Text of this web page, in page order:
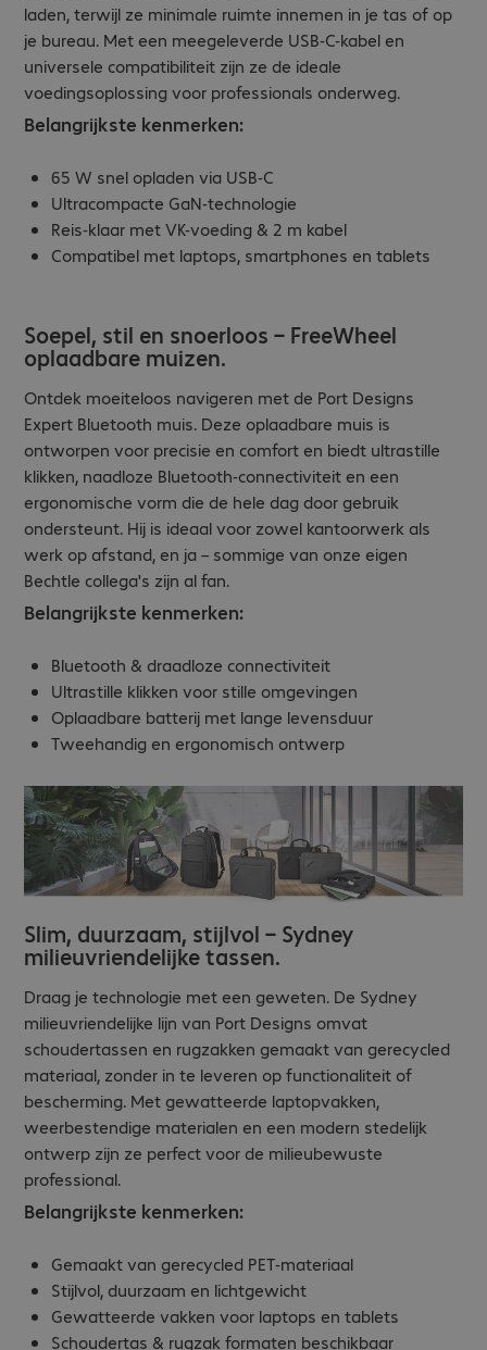
laden, terwijl ze minimale ruimte innemen in je tas of op
je bureau. Met een meegeleverde USB-C-kabel en
universele compatibiliteit zijn ze de ideale
voedingsoplossing voor professionals onderweg.
Belangrijkste kenmerken:
65 W snel opladen via USB-C
Ultracompacte GaN-technologie
Reis-klaar met VK-voeding & 2 m kabel
Compatibel met laptops, smartphones en tablets
Soepel, stil en snoerloos – FreeWheel
oplaadbare muizen.
Ontdek moeiteloos navigeren met de Port Designs
Expert Bluetooth muis. Deze oplaadbare muis is
ontworpen voor precisie en comfort en biedt ultrastille
klikken, naadloze Bluetooth-connectiviteit en een
ergonomische vorm die de hele dag door gebruik
ondersteunt. Hij is ideaal voor zowel kantoorwerk als
werk op afstand, en ja – sommige van onze eigen
Bechtle collega's zijn al fan.
Belangrijkste kenmerken:
Bluetooth & draadloze connectiviteit
Ultrastille klikken voor stille omgevingen
Oplaadbare batterij met lange levensduur
Tweehandig en ergonomisch ontwerp
Slim, duurzaam, stijlvol – Sydney
milieuvriendelijke tassen.
Draag je technologie met een geweten. De Sydney
milieuvriendelijke lijn van Port Designs omvat
schoudertassen en rugzakken gemaakt van gerecycled
materiaal, zonder in te leveren op functionaliteit of
bescherming. Met gewatteerde laptopvakken,
weerbestendige materialen en een modern stedelijk
ontwerp zijn ze perfect voor de milieubewuste
professional.
Belangrijkste kenmerken:
Gemaakt van gerecycled PET-materiaal
Stijlvol, duurzaam en lichtgewicht
Gewatteerde vakken voor laptops en tablets
Schoudertas & rugzak formaten beschikbaar